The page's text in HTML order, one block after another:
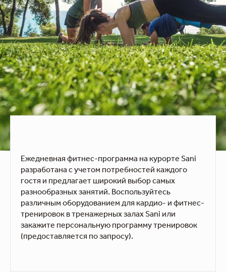
Ежедневная фитнес-программа на курорте Sani
разработана с учетом потребностей каждого
гостя и предлагает широкий выбор самых
разнообразных занятий. Воспользуйтесь
различным оборудованием для кардио- и фитнес-
тренировок в тренажерных залах Sani или
закажите персональную программу тренировок
(предоставляется по запросу).